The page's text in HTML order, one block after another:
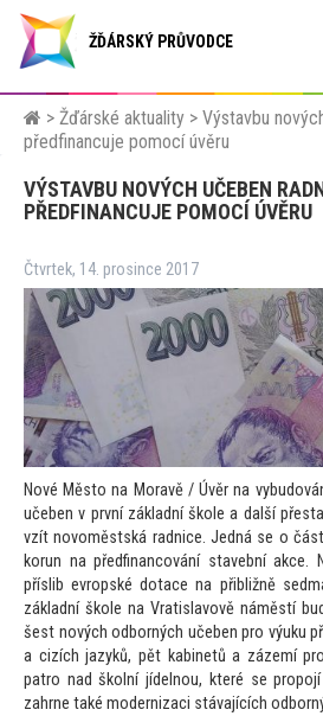
ŽĎÁRSKÝ PRŮVODCE
> Žďárské aktuality > Výstavbu
předfinancuje pomocí úvěru
VÝSTAVBU NOVÝCH UČEBEN
PŘEDFINANCUJE POMOCÍ ÚVĚRU
Čtvrtek, 14. prosince 2017
Nové Město na Moravě / Úvěr na
učeben v první základní škole a další
vzít novoměstská radnice. Jedná se o
korun na předfinancování stavební akce.
příslib evropské dotace na přibližně
základní škole na Vratislavově náměstí
šest nových odborných učeben pro výuku
a cizích jazyků, pět kabinetů a zázemí
patro nad školní jídelnou, které se
zahrne také modernizaci stávajících